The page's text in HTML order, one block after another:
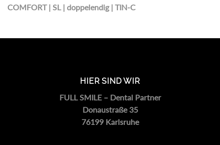
COMFORT | SL | doppelendig | TIN-C
HIER SIND WIR
FULL SMILE – Dental Partner
Donaustraße 35
76199 Karlsruhe